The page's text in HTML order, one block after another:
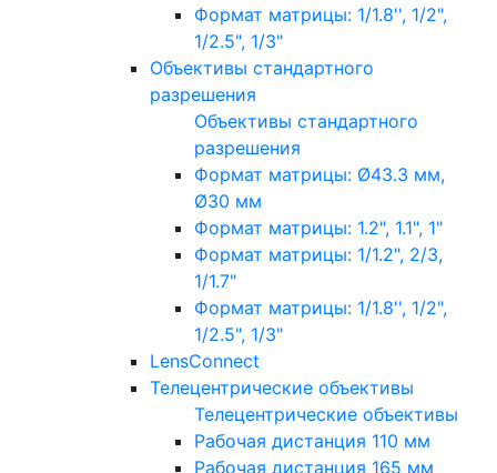
Формат матрицы: 1/1.8'', 1/2",
1/2.5", 1/3"
Объективы стандартного
разрешения
Объективы стандартного
разрешения
Формат матрицы: Ø43.3 мм,
Ø30 мм
Формат матрицы: 1.2", 1.1", 1"
Формат матрицы: 1/1.2", 2/3,
1/1.7"
Формат матрицы: 1/1.8'', 1/2",
1/2.5", 1/3"
LensConnect
Телецентрические объективы
Телецентрические объективы
Рабочая дистанция 110 мм
Рабочая дистанция 165 мм